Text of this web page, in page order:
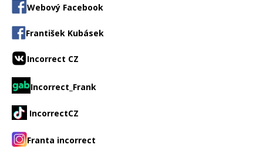
Webový Facebook
František Kubásek
Incorrect CZ
Incorrect_Frank
IncorrectCZ
Franta incorrect